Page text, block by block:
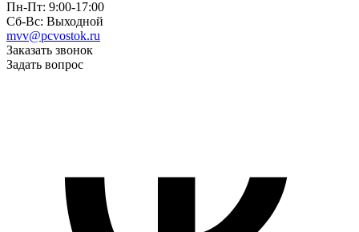
Пн-Пт: 9:00-17:00
Сб-Вс: Выходной
mvv@pcvostok.ru
Заказать звонок
Задать вопрос